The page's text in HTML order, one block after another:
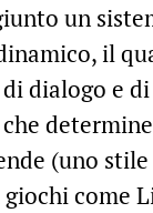
un
il
dialogo e
(uno stile
come